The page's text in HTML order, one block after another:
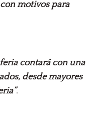
motivos para
feria contará con una
desde mayores
.